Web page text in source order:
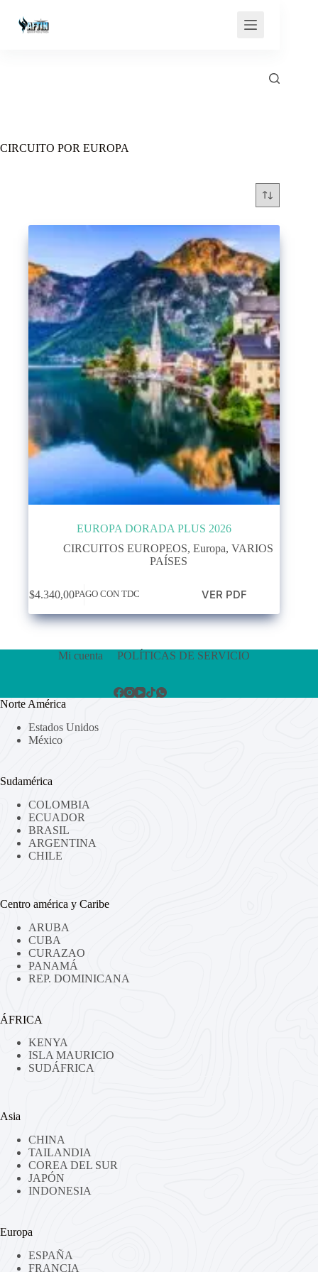
contenido
CIRCUITO POR EUROPA
EUROPA DORADA PLUS 2026
CIRCUITOS EUROPEOS,Europa,VARIOS
PAÍSES
$4.340,00PAGO CON TDC VER PDF
Mi cuenta POLÍTICAS DE SERVICIO
Norte América
Estados Unidos
México
Sudamérica
COLOMBIA
ECUADOR
BRASIL
ARGENTINA
CHILE
Centro américa y Caribe
ARUBA
CUBA
CURAZAO
PANAMÁ
REP. DOMINICANA
ÁFRICA
KENYA
ISLA MAURICIO
SUDÁFRICA
Asia
CHINA
TAILANDIA
COREA DEL SUR
JAPÓN
INDONESIA
Europa
ESPAÑA
FRANCIA